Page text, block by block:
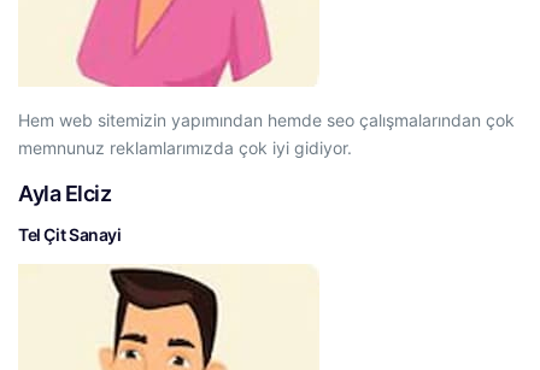
Hem web sitemizin yapımından hemde seo çalışmalarından çok
memnunuz reklamlarımızda çok iyi gidiyor.
Ayla Elciz
Tel Çit Sanayi